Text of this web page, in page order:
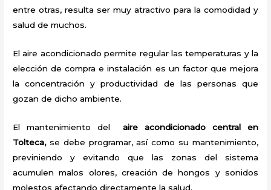
entre otras, resulta ser muy atractivo para la comodidad y
salud de muchos.
El aire acondicionado permite regular las temperaturas y la
elección de compra e instalación es un factor que mejora
la concentración y productividad de las personas que
gozan de dicho ambiente.
El mantenimiento delaire acondicionado central en
Tolteca,se debe programar, así como su mantenimiento,
previniendo y evitando que las zonas del sistema
acumulen malos olores, creación de hongos y sonidos
molestos afectando directamente la salud.